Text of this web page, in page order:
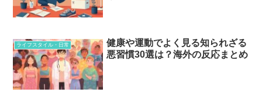
ライフスタイル・日常
健康や運動でよく見る知られざる
悪習慣30選は？海外の反応まとめ